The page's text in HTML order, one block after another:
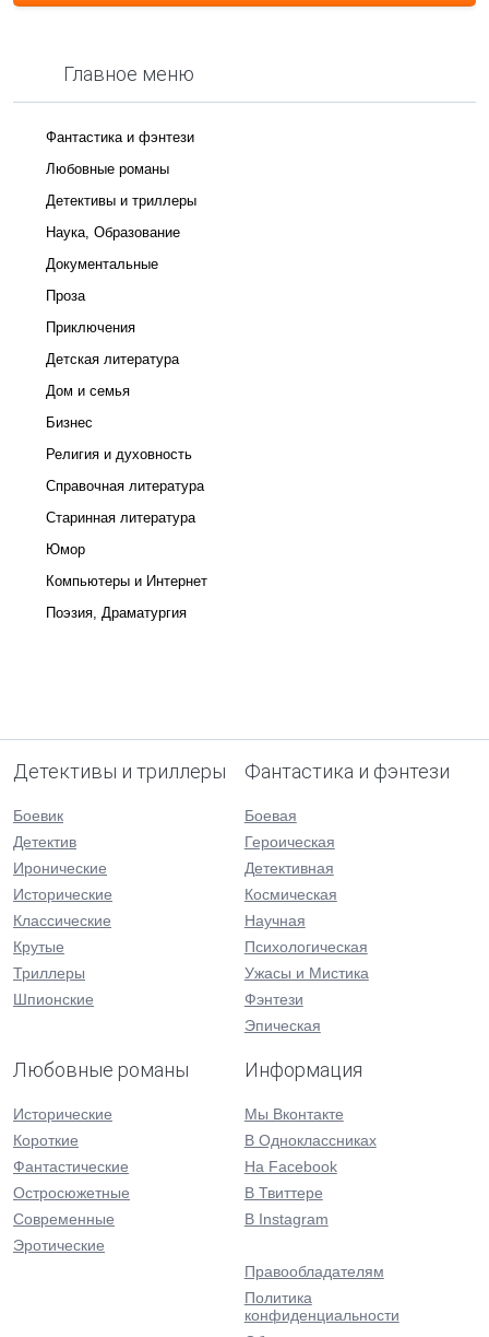
Главное меню
Фантастика и фэнтези
Любовные романы
Детективы и триллеры
Наука, Образование
Документальные
Проза
Приключения
Детская литература
Дом и семья
Бизнес
Религия и духовность
Справочная литература
Старинная литература
Юмор
Компьютеры и Интернет
Поэзия, Драматургия
Детективы и триллеры
Боевик
Детектив
Иронические
Исторические
Классические
Крутые
Триллеры
Шпионские
Фантастика и фэнтези
Боевая
Героическая
Детективная
Космическая
Научная
Психологическая
Ужасы и Мистика
Фэнтези
Эпическая
Любовные романы
Исторические
Короткие
Фантастические
Остросюжетные
Современные
Эротические
Информация
Мы Вконтакте
В Одноклассниках
На Facebook
В Твиттере
В Instagram
Правообладателям
Политика
конфиденциальности